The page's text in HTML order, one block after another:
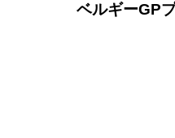
ベルギーGP